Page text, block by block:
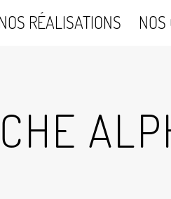
RÉALISATIONS NOS